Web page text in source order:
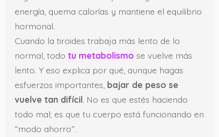
energía, quema calorías y mantiene el equilibrio
hormonal.
Cuando la tiroides trabaja más lento de lo
normal, todo tu metabolismo se vuelve más
lento. Y eso explica por qué, aunque hagas
esfuerzos importantes, bajar de peso se
vuelve tan difícil. No es que estés haciendo
todo mal; es que tu cuerpo está funcionando en
“modo ahorro”.